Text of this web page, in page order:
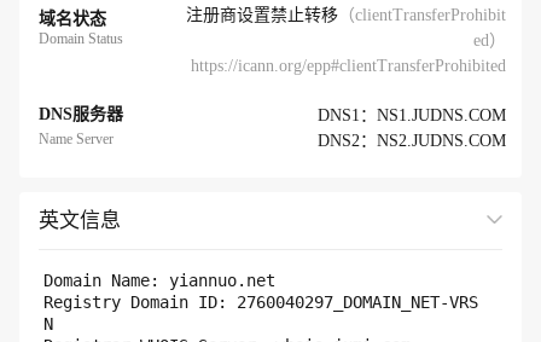
域名状态
Domain Status
注册商设置禁止转移 （clientTransferProhibit
ed）
https://icann.org/epp#clientTransferProhibited
DNS服务器
Name Server
DNS1：NS1.JUDNS.COM
DNS2：NS2.JUDNS.COM
英文信息
Domain Name: yiannuo.net
Registry Domain ID: 2760040297_DOMAIN_NET-VRS
N